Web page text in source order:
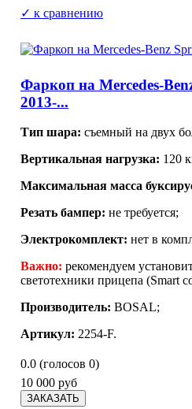
✓ к сравнению
Фаркоп на Mercedes-
2013-...
Тип шара: съемный на двух
Вертикальная нагрузка: 120
Максимальная масса
Резать бампер: не требуется;
Электрокомплект: нет в
Важно: рекомендуем
светотехники прицепа (Smart
Производитель: BOSAL;
Артикул: 2254-F.
0.0 (голосов 0)
10 000 руб